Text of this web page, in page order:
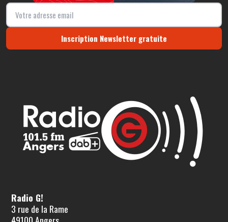
Inscription Newsletter gratuite
Radio G!
3 rue de la Rame